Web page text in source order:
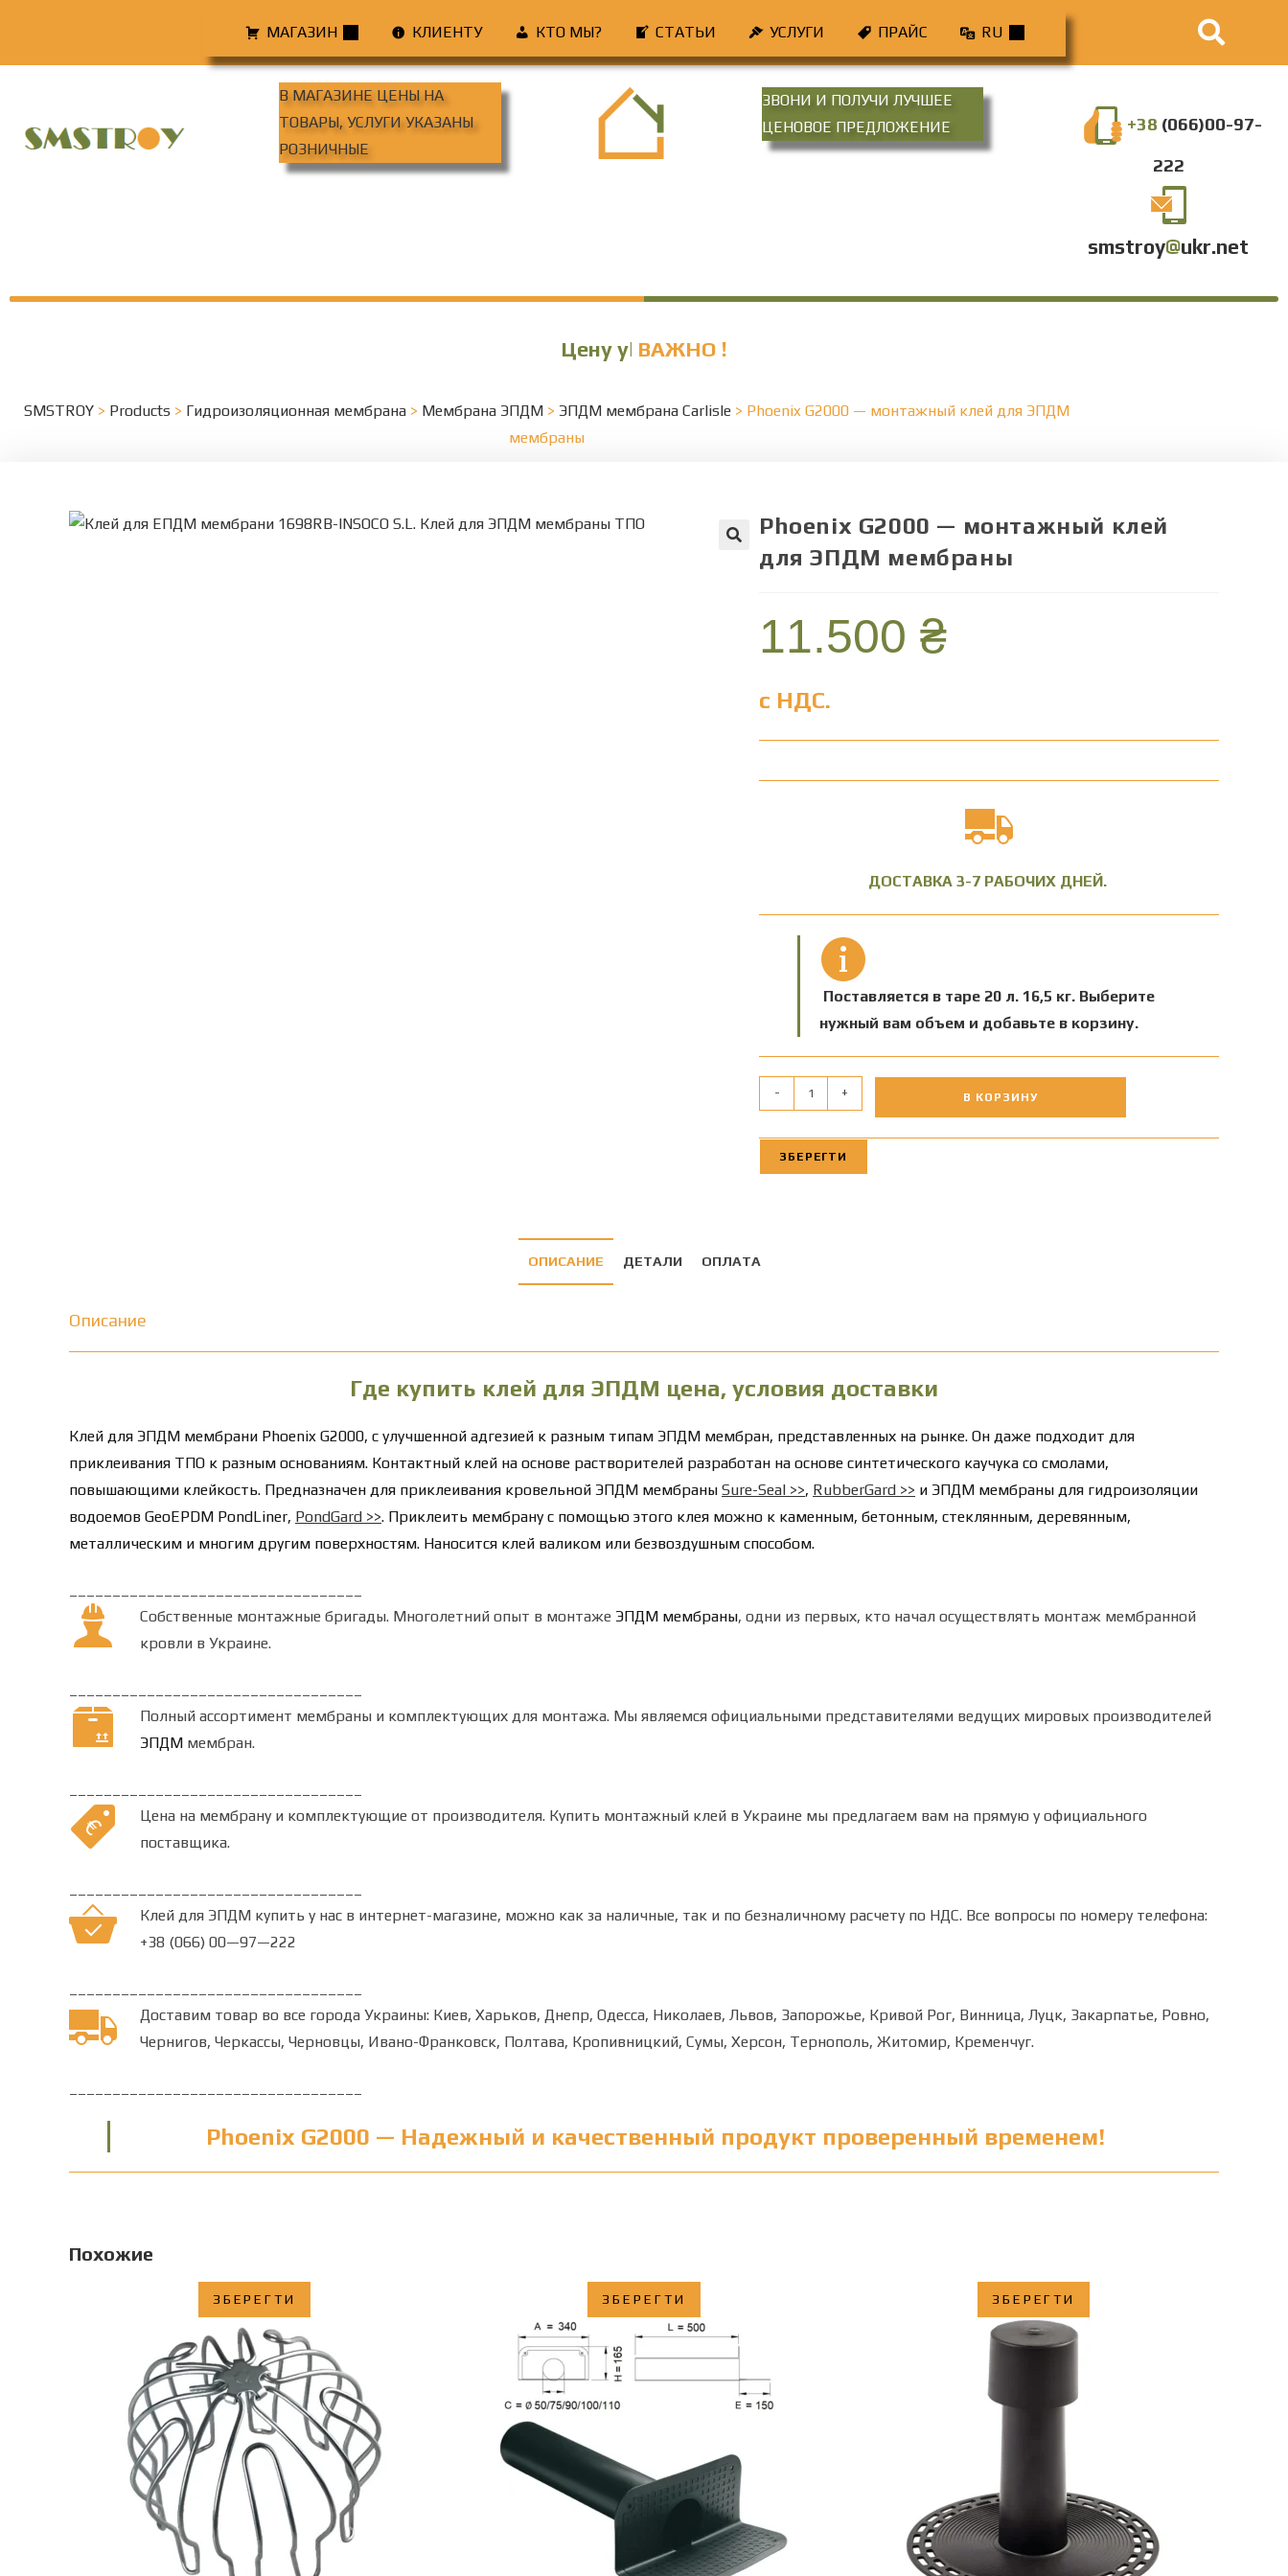
МАГАЗИН КЛИЕНТУ КТО МЫ? СТАТЬИ УСЛУГИ ПРАЙС RU
В МАГАЗИНЕ ЦЕНЫ НА
ТОВАРЫ, УСЛУГИ УКАЗАНЫ
РОЗНИЧНЫЕ
ЗВОНИ И ПОЛУЧИ ЛУЧШЕЕ
ЦЕНОВОЕ ПРЕДЛОЖЕНИЕ
+38 (066)00-97-
222
smstroy@ukr.net
Наличие ВАЖНО !
SMSTROY> Products> Гидроизоляционная мембрана> Мембрана ЭПДМ> ЭПДМ мембрана Carlisle> Phoenix G2000 — монтажный клей для ЭПДМ
мембраны
Phoenix G2000 — монтажный клей
для ЭПДМ мембраны
11.500 ₴
с НДС.
ДОСТАВКА 3-7 РАБОЧИХ ДНЕЙ.
Поставляется в таре 20 л. 16,5 кг. Выберите
нужный вам объем и добавьте в корзину.
- + В КОРЗИНУ
ЗБЕРЕГТИ
ОПИСАНИЕ ДЕТАЛИ ОПЛАТА
Описание
Где купить клей для ЭПДМ цена, условия доставки
Клей для ЭПДМ мембрани Phoenix G2000, с улучшенной адгезией к разным типам ЭПДМ мембран, представленных на рынке. Он даже подходит для
приклеивания ТПО к разным основаниям. Контактный клей на основе растворителей разработан на основе синтетического каучука со смолами,
повышающими клейкость. Предназначен для приклеивания кровельной ЭПДМ мембраны Sure-Seal >>, RubberGard >> и ЭПДМ мембраны для гидроизоляции
водоемов GeoEPDM PondLiner, PondGard >>. Приклеить мембрану с помощью этого клея можно к каменным, бетонным, стеклянным, деревянным,
металлическим и многим другим поверхностям. Наносится клей валиком или безвоздушным способом.
Собственные монтажные бригады. Многолетний опыт в монтаже ЭПДМ мембраны, одни из первых, кто начал осуществлять монтаж мембранной
кровли в Украине.
Полный ассортимент мембраны и комплектующих для монтажа. Мы являемся официальными представителями ведущих мировых производителей
ЭПДМ мембран.
Цена на мембрану и комплектующие от производителя. Купить монтажный клей в Украине мы предлагаем вам на прямую у официального
поставщика.
Клей для ЭПДМ купить у нас в интернет-магазине, можно как за наличные, так и по безналичному расчету по НДС. Все вопросы по номеру телефона:
+38 (066) 00—97—222
Доставим товар во все города Украины: Киев, Харьков, Днепр, Одесса, Николаев, Львов, Запорожье, Кривой Рог, Винница, Луцк, Закарпатье, Ровно,
Чернигов, Черкассы, Черновцы, Ивано-Франковск, Полтава, Кропивницкий, Сумы, Херсон, Тернополь, Житомир, Кременчуг.
Phoenix G2000 — Надежный и качественный продукт проверенный временем!
Похожие
ЗБЕРЕГТИ ЗБЕРЕГТИ ЗБЕРЕГТИ